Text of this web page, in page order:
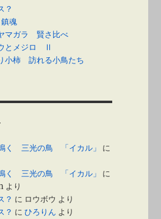
？
魂
マガラ 賢さ比べ
とメジロ Ⅱ
小柿 訪れる小鳥たち
鳴く 三光の鳥 「イカル」
に
鳴く 三光の鳥 「イカル」
に
より
？ に ロウボウ より
？ にひろりん より